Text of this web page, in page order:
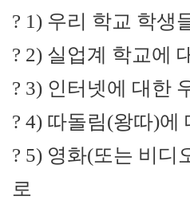
? 1) 우리 학교 학생
? 2) 실업계 학교에
? 3) 인터넷에 대한
? 4) 따돌림(왕따)에
? 5) 영화(또는 비디
로